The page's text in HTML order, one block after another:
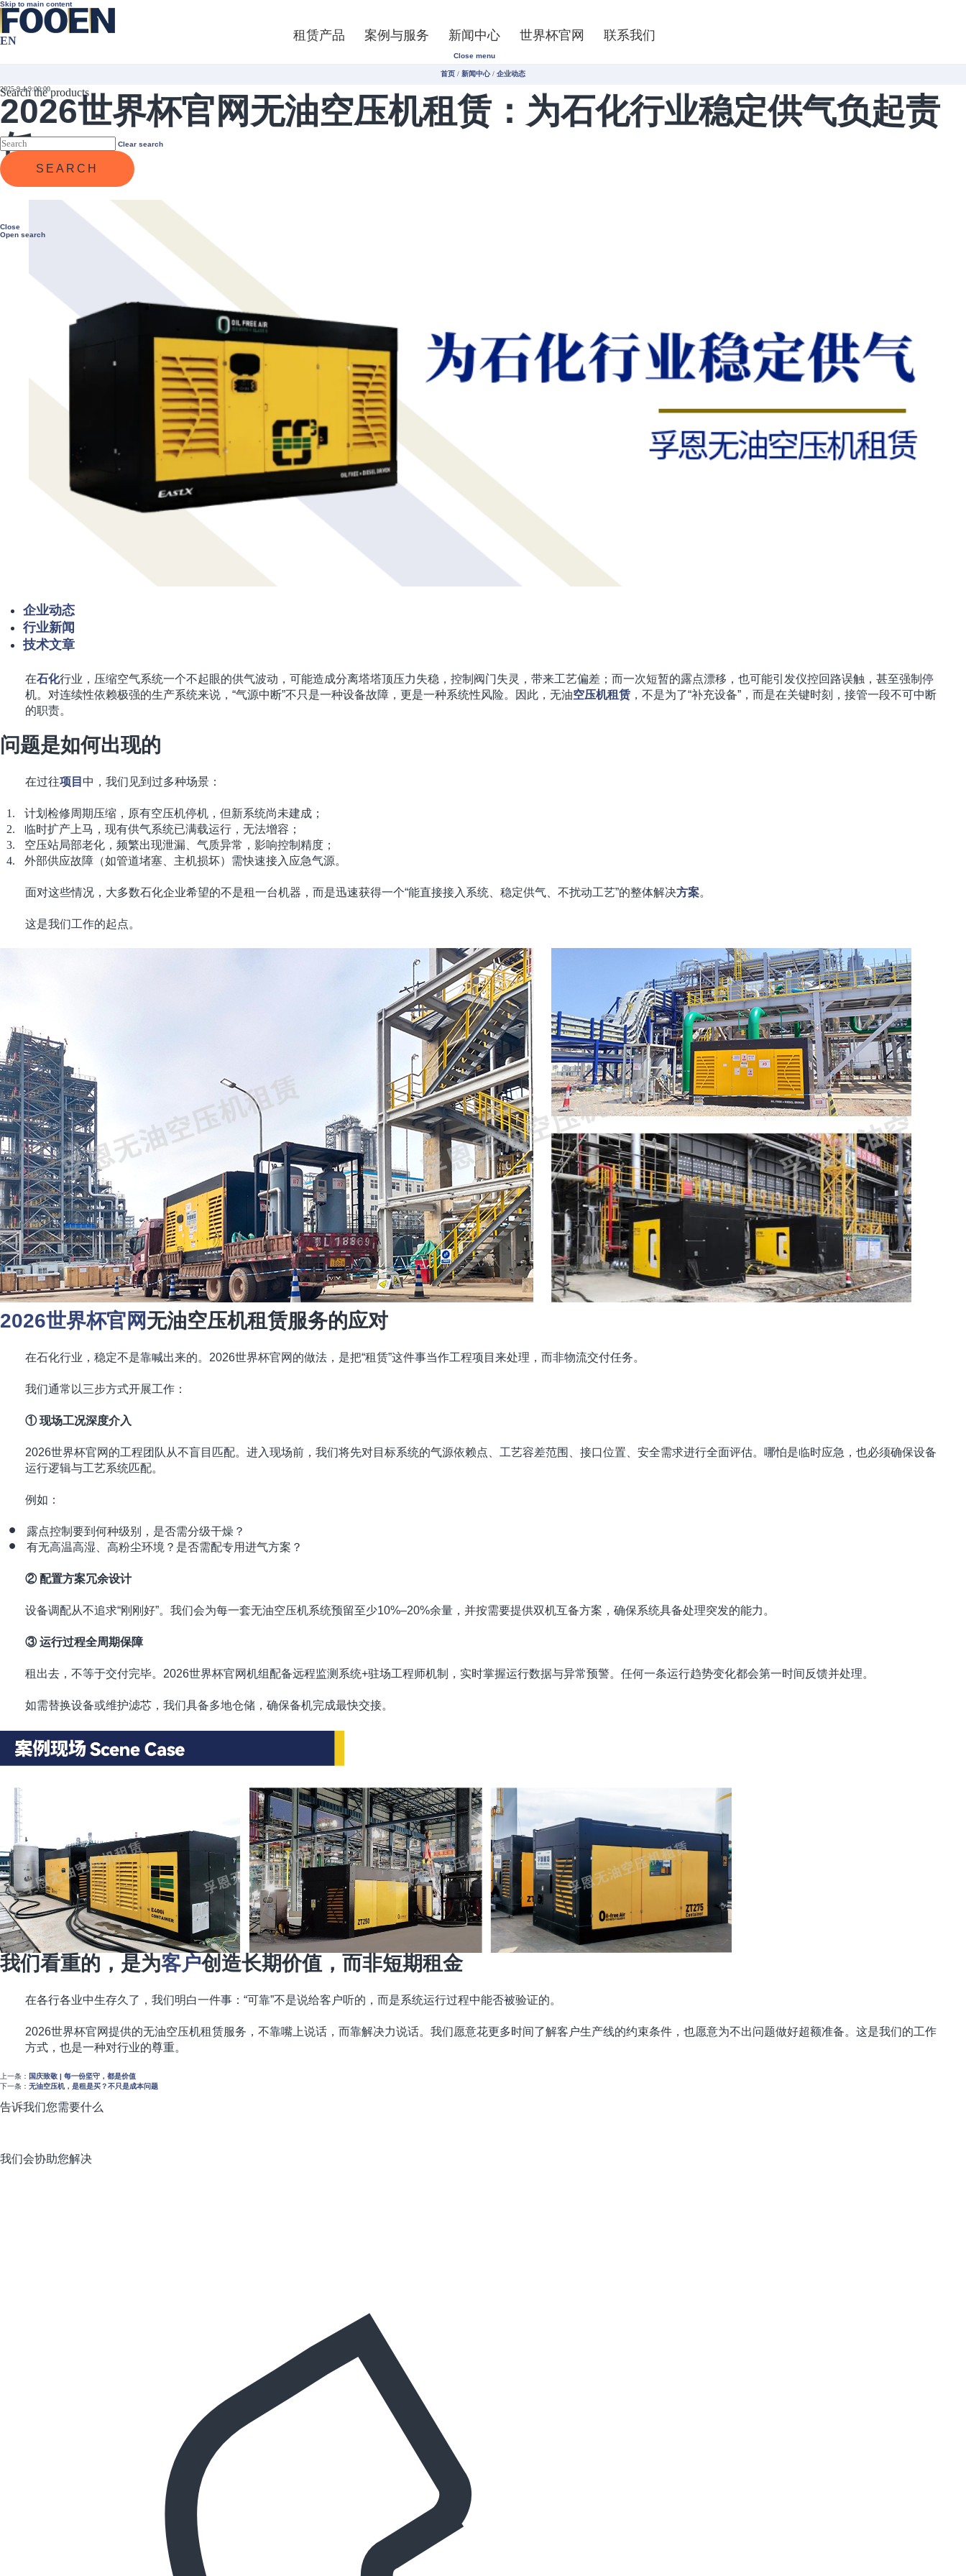
Skip to main content
租赁产品 案例与服务 新闻中心 世界杯官网 联系我们
Close menu
EN
Search the products
Clear search
SEARCH
Close
Open search
首页 / 新闻中心/ 企业动态
2025-9-4 9:00:00
2026世界杯官网无油空压机租赁：为石化行业稳定供气负起责
任
企业动态
行业新闻
技术文章
在石化行业，压缩空气系统一个不起眼的供气波动，可能造成分离塔塔顶压力失稳，控制阀门失灵，带来工艺偏差；而一次短暂的露点漂移，也可能引发仪控回路误触，甚至强制停
机。对连续性依赖极强的生产系统来说，“气源中断”不只是一种设备故障，更是一种系统性风险。因此，无油空压机租赁 ，不是为了“补充设备”，而是在关键时刻，接管一段不可中断
的职责。
问题是如何出现的
在过往项目 中，我们见到过多种场景：
计划检修周期压缩，原有空压机停机，但新系统尚未建成；
临时扩产上马，现有供气系统已满载运行，无法增容；
空压站局部老化，频繁出现泄漏、气质异常，影响控制精度；
外部供应故障（如管道堵塞、主机损坏）需快速接入应急气源。
面对这些情况，大多数石化企业希望的不是租一台机器，而是迅速获得一个“能直接接入系统、稳定供气、不扰动工艺”的整体解决方案。
这是我们工作的起点。
2026世界杯官网无油空压机租赁服务的应对
在石化行业，稳定不是靠喊出来的。2026世界杯官网的做法，是把“租赁”这件事当作工程项目来处理，而非物流交付任务。
我们通常以三步方式开展工作：
① 现场工况深度介入
2026世界杯官网的工程团队从不盲目匹配。进入现场前，我们将先对目标系统的气源依赖点、工艺容差范围、接口位置、安全需求进行全面评估。哪怕是临时应急，也必须确保设备
运行逻辑与工艺系统匹配。
例如：
露点控制要到何种级别，是否需分级干燥？
有无高温高湿、高粉尘环境？是否需配专用进气方案？
② 配置方案冗余设计
设备调配从不追求“刚刚好”。我们会为每一套无油空压机系统预留至少10%–20%余量，并按需要提供双机互备方案，确保系统具备处理突发的能力。
③ 运行过程全周期保障
租出去，不等于交付完毕。2026世界杯官网机组配备远程监测系统+驻场工程师机制，实时掌握运行数据与异常预警。任何一条运行趋势变化都会第一时间反馈并处理。
如需替换设备或维护滤芯，我们具备多地仓储，确保备机完成最快交接。
我们看重的，是为客户创造长期价值，而非短期租金
在各行各业中生存久了，我们明白一件事：“可靠”不是说给客户听的，而是系统运行过程中能否被验证的。
2026世界杯官网提供的无油空压机租赁服务，不靠嘴上说话，而靠解决力说话。我们愿意花更多时间了解客户生产线的约束条件，也愿意为不出问题做好超额准备。这是我们的工作
方式，也是一种对行业的尊重。
上一条： 国庆致敬 | 每一份坚守，都是价值
下一条： 无油空压机，是租是买？不只是成本问题
告诉我们您需要什么
我们会协助您解决